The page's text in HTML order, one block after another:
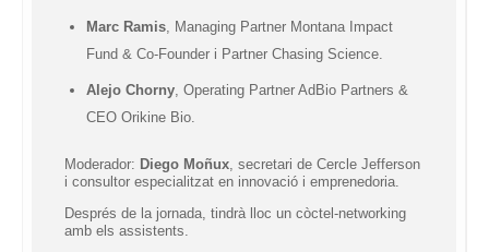
Marc Ramis , Managing Partner Montana Impact
Fund & Co-Founder i Partner Chasing Science.
Alejo Chorny , Operating Partner AdBio Partners &
CEO Orikine Bio.
Moderador: Diego Moñux , secretari de Cercle Jefferson
i consultor especialitzat en innovació i emprenedoria.
Després de la jornada, tindrà lloc un còctel-networking
amb els assistents.